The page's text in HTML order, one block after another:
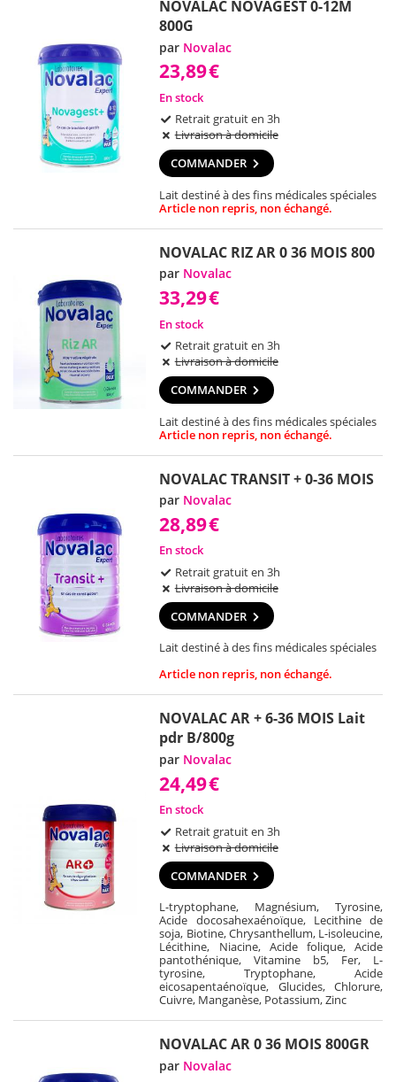
NOVALAC NOVAGEST 0-12M
800G
par Novalac
23,89€
En stock
Retrait gratuit en 3h
Livraison à domicile
COMMANDER
Lait destiné à des fins médicales spéciales
Article non repris, non échangé.
NOVALAC RIZ AR 0 36 MOIS 800
par Novalac
33,29€
En stock
Retrait gratuit en 3h
Livraison à domicile
COMMANDER
Lait destiné à des fins médicales spéciales
Article non repris, non échangé.
NOVALAC TRANSIT + 0-36 MOIS
par Novalac
28,89€
En stock
Retrait gratuit en 3h
Livraison à domicile
COMMANDER
Lait destiné à des fins médicales spéciales
Article non repris, non échangé.
NOVALAC AR + 6-36 MOIS Lait
pdr B/800g
par Novalac
24,49€
En stock
Retrait gratuit en 3h
Livraison à domicile
COMMANDER
L-tryptophane, Magnésium, Tyrosine,
Acide docosahexaénoïque, Lecithine de
soja, Biotine, Chrysanthellum, L-isoleucine,
Lécithine, Niacine, Acide folique, Acide
pantothénique, Vitamine b5, Fer, L-
tyrosine, Tryptophane, Acide
eicosapentaénoïque, Glucides, Chlorure,
Cuivre, Manganèse, Potassium, Zinc
NOVALAC AR 0 36 MOIS 800GR
par Novalac